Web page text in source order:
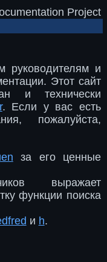
Project
руководителям и
Этот сайт
и технически
. Если у вас есть
пожалуйста,
за его ценные
выражает
функции поиска
и h.